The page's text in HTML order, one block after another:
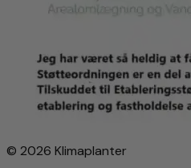
© 2026 Klimaplanter